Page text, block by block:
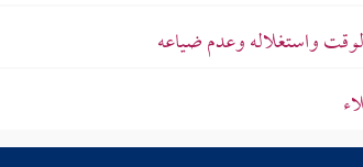
واستغلاله وعدم ضياعه